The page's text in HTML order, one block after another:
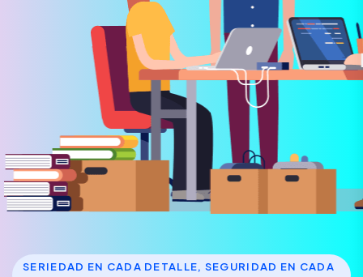
SERIEDAD EN CADA DETALLE, SEGURIDAD EN CADA